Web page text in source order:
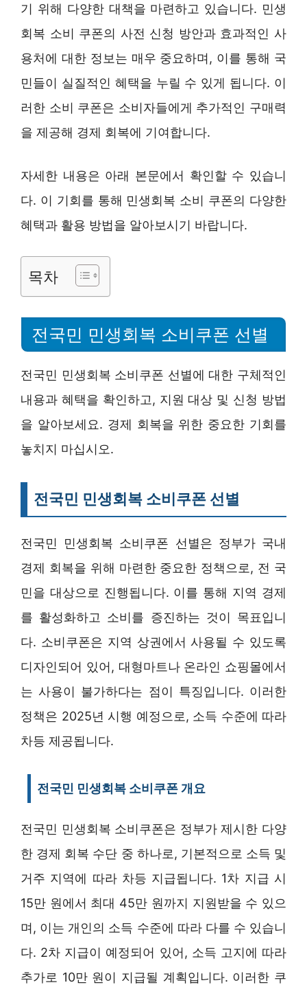
기 위해 다양한 대책을 마련하고 있습니다. 민생
회복 소비 쿠폰의 사전 신청 방안과 효과적인 사
용처에 대한 정보는 매우 중요하며, 이를 통해 국
민들이 실질적인 혜택을 누릴 수 있게 됩니다. 이
러한 소비 쿠폰은 소비자들에게 추가적인 구매력
을 제공해 경제 회복에 기여합니다.
자세한 내용은 아래 본문에서 확인할 수 있습니
다. 이 기회를 통해 민생회복 소비 쿠폰의 다양한
혜택과 활용 방법을 알아보시기 바랍니다.
목차
전국민 민생회복 소비쿠폰 선별
전국민 민생회복 소비쿠폰 선별에 대한 구체적인
내용과 혜택을 확인하고, 지원 대상 및 신청 방법
을 알아보세요. 경제 회복을 위한 중요한 기회를
놓치지 마십시오.
전국민 민생회복 소비쿠폰 선별
전국민 민생회복 소비쿠폰 선별은 정부가 국내
경제 회복을 위해 마련한 중요한 정책으로, 전 국
민을 대상으로 진행됩니다. 이를 통해 지역 경제
를 활성화하고 소비를 증진하는 것이 목표입니
다. 소비쿠폰은 지역 상권에서 사용될 수 있도록
디자인되어 있어, 대형마트나 온라인 쇼핑몰에서
는 사용이 불가하다는 점이 특징입니다. 이러한
정책은 2025년 시행 예정으로, 소득 수준에 따라
차등 제공됩니다.
전국민 민생회복 소비쿠폰 개요
전국민 민생회복 소비쿠폰은 정부가 제시한 다양
한 경제 회복 수단 중 하나로, 기본적으로 소득 및
거주 지역에 따라 차등 지급됩니다. 1차 지급 시
15만 원에서 최대 45만 원까지 지원받을 수 있으
며, 이는 개인의 소득 수준에 따라 다를 수 있습니
다. 2차 지급이 예정되어 있어, 소득 고지에 따라
추가로 10만 원이 지급될 계획입니다. 이러한 쿠